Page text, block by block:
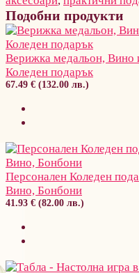
Подобни продукти
Верижка медальон, Вино
Коледен подарък
67.49 € (132.00 лв.)
Персонален Коледен
Вино, Бонбони
41.93 € (82.00 лв.)